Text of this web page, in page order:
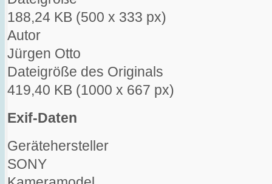
188,24 KB (500 x 333 px)
Autor
Jürgen Otto
Dateigröße des Originals
419,40 KB (1000 x 667 px)
Exif-Daten
Gerätehersteller
SONY